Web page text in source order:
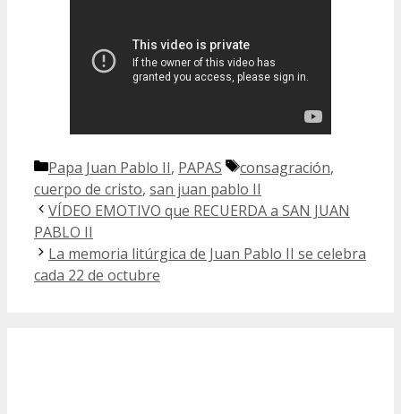
Categorías
Papa Juan Pablo II, PAPAS Etiquetas
consagración,
cuerpo de cristo, san juan pablo II
VÍDEO EMOTIVO que RECUERDA a SAN JUAN
PABLO II
La memoria litúrgica de Juan Pablo II se celebra
cada 22 de octubre